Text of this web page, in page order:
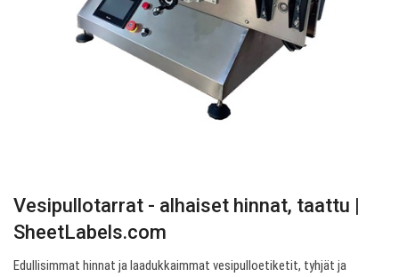
Vesipullotarrat - alhaiset hinnat, taattu |
SheetLabels.com
Edullisimmat hinnat ja laadukkaimmat vesipulloetiketit, tyhjät ja